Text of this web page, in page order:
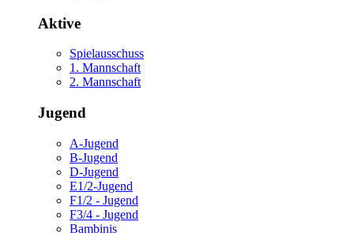
Aktive
Spielausschuss
1. Mannschaft
2. Mannschaft
Jugend
A-Jugend
B-Jugend
D-Jugend
E1/2-Jugend
F1/2 - Jugend
F3/4 - Jugend
Bambinis